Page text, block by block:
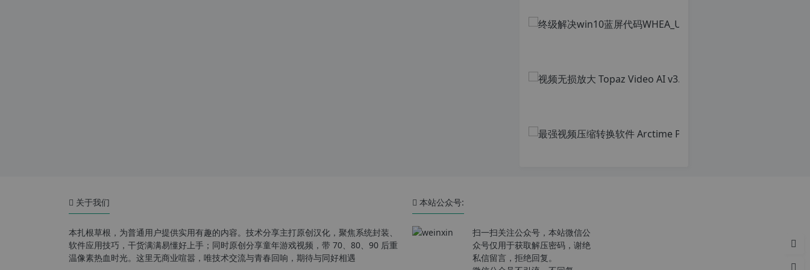
关于我们
本扎根草根，为普通用户提供实用有趣的内容。技术分享主打原创汉化，聚焦系统封装、
软件应用技巧，干货满满易懂好上手；同时原创分享童年游戏视频，带 70、80、90 后重
温像素热血时光。这里无商业喧嚣，唯技术交流与青春回响，期待与同好相遇
本站公众号:
扫一扫关注公众号，本站微信公
众号仅用于获取解压密码，谢绝
私信留言，拒绝回复。